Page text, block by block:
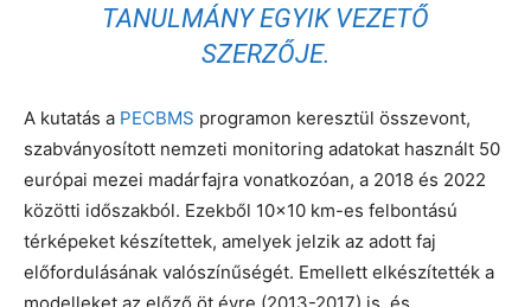
TANULMÁNY EGYIK VEZETŐ
SZERZŐJE.
A kutatás a PECBMS programon keresztül összevont,
szabványosított nemzeti monitoring adatokat használt 50
európai mezei madárfajra vonatkozóan, a 2018 és 2022
közötti időszakból. Ezekből 10×10 km-es felbontású
térképeket készítettek, amelyek jelzik az adott faj
előfordulásának valószínűségét. Emellett elkészítették a